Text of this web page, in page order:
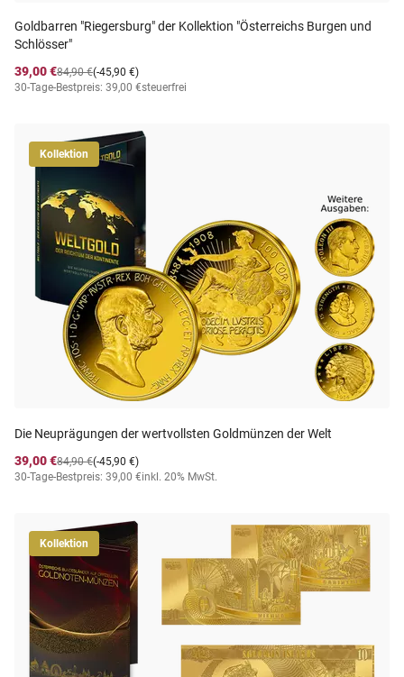
Goldbarren "Riegersburg" der Kollektion "Österreichs Burgen und
Schlösser"
39,00 €
(-45,90 €)
84,90 €
30-Tage-Bestpreis: 39,00 €steuerfrei
Kollektion
Die Neuprägungen der wertvollsten Goldmünzen der Welt
39,00 €
(-45,90 €)
84,90 €
30-Tage-Bestpreis: 39,00 €inkl. 20% MwSt.
Kollektion